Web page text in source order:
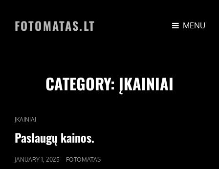
FOTOMATAS.LT MENU
CATEGORY: ĮKAINIAI
CAT
LINKS
ĮKAINIAI
Paslaugų kainos.
POSTED
JANUARY 1, 2025 FOTOMATAS